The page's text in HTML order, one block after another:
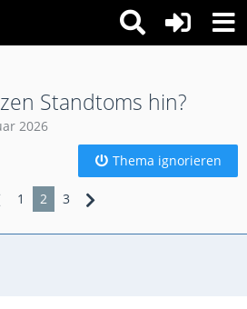
Standtoms hin?
2026
Thema ignorieren
1 2 3